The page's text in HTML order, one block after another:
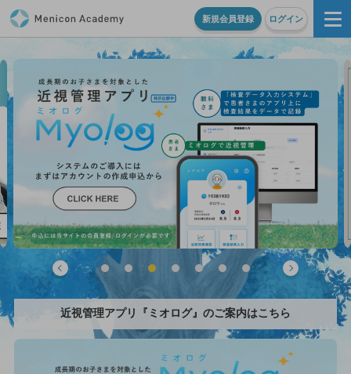
新規会員登録 ログイン
近視管理アプリ『ミオログ』のご案内はこちら